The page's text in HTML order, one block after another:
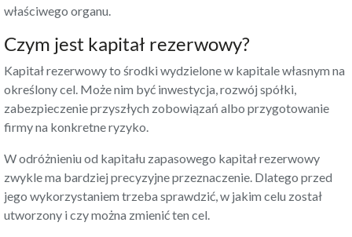
właściwego organu.
Czym jest kapitał rezerwowy?
Kapitał rezerwowy to środki wydzielone w kapitale własnym na
określony cel. Może nim być inwestycja, rozwój spółki,
zabezpieczenie przyszłych zobowiązań albo przygotowanie
firmy na konkretne ryzyko.
W odróżnieniu od kapitału zapasowego kapitał rezerwowy
zwykle ma bardziej precyzyjne przeznaczenie. Dlatego przed
jego wykorzystaniem trzeba sprawdzić, w jakim celu został
utworzony i czy można zmienić ten cel.